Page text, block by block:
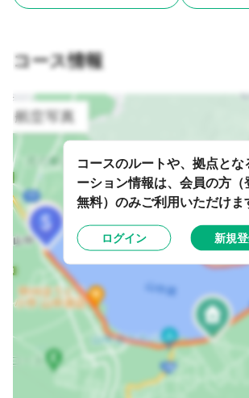
コース情報
コースのルートや、拠点とな
ーション情報は、会員の方（
無料）のみご利用いただけま
ログイン 新規